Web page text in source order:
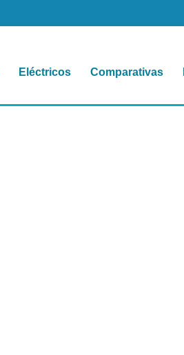
Eléctricos Comparativas